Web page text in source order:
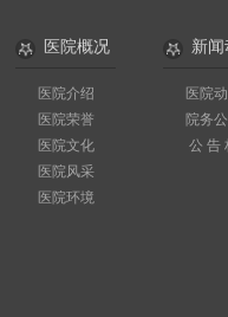
医院概况
医院介绍
医院荣誉
医院文化
医院风采
医院环境
新
医院
院务
公 告